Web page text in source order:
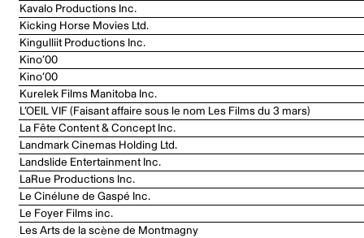
Kavalo Productions Inc.
Kicking Horse Movies Ltd.
Kingulliit Productions Inc.
Kino’00
Kino’00
Kurelek Films Manitoba Inc.
L’OEIL VIF (Faisant affaire sous le nom Les Films du 3 mars)
La Fête Content & Concept Inc.
Landmark Cinemas Holding Ltd.
Landslide Entertainment Inc.
LaRue Productions Inc.
Le Cinélune de Gaspé Inc.
Le Foyer Films inc.
Les Arts de la scène de Montmagny